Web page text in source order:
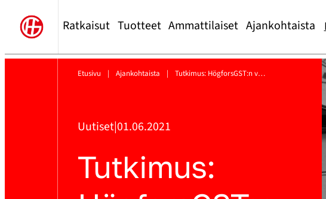
Ratkaisut Tuotteet Ammattilaiset Ajankohtaista
Etusivu | Ajankohtaista | Tutkimus: HögforsGST:n v…
Uutiset|01.06.2021
Tutkimus: